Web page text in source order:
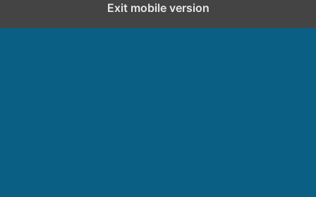
Exit mobile version